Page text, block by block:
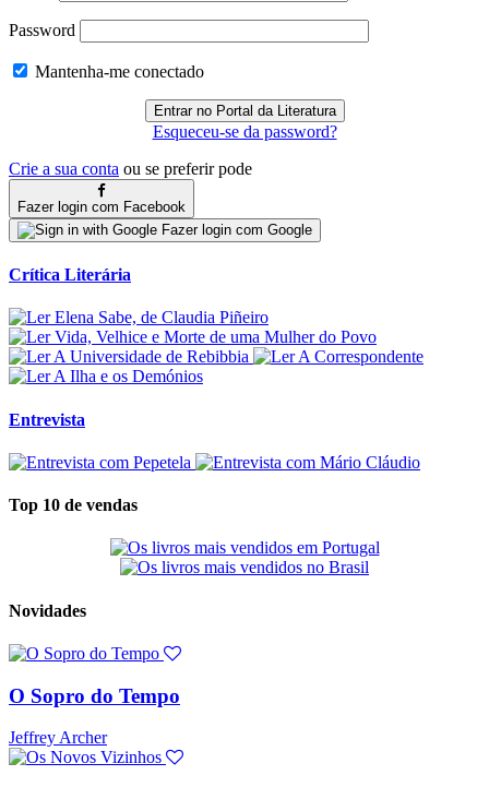
Password
Mantenha-me conectado
Esqueceu-se da password?
Crie a sua conta ou se preferir pode
Fazer login com Facebook
Fazer login com Google
Crítica Literária
Entrevista
Top 10 de vendas
Novidades
O Sopro do Tempo
Jeffrey Archer